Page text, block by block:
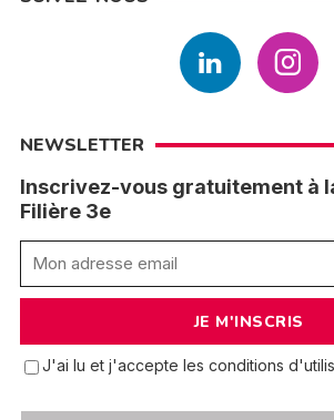
NEWSLETTER
Inscrivez-vous gratuitement à
Filière 3e
J'ai lu et j'accepte les conditions